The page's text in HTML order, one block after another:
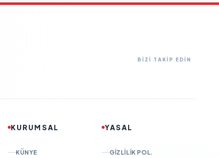
BİZİ TAKİP EDİN
KURUMSAL
KÜNYE
YASAL
GIZLILIK POL.